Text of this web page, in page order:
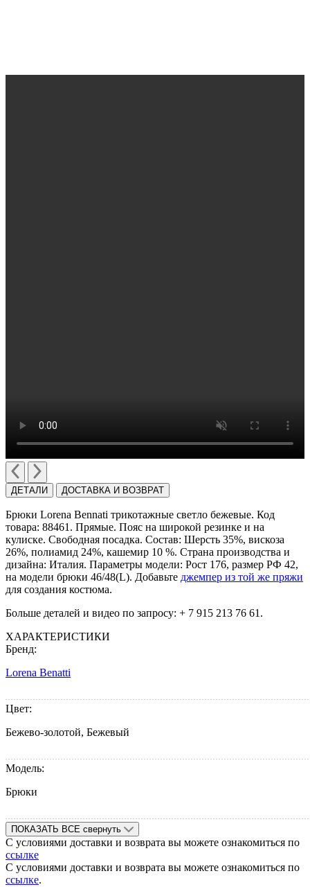
ДЕТАЛИ ДОСТАВКА И ВОЗВРАТ
Брюки Lorena Bennati трикотажные светло бежевые. Код
товара: 88461. Прямые. Пояс на широкой резинке и на
кулиске. Cвободная посадка. Cостав: Шерсть 35%, вискоза
26%, полиамид 24%, кашемир 10 %. Cтрана производства и
дизайна: Италия. Параметры модели: Рост 176, размер РФ 42,
на модели брюки 46/48(L). Добавьте джемпер из той же пряжи
для создания костюма.
Больше деталей и видео по запросу: + 7 915 213 76 61.
ХАРАКТЕРИСТИКИ
Бренд:
Lorena Benatti
Цвет:
Бежево-золотой, Бежевый
Модель:
Брюки
ПОКАЗАТЬ ВСЕ свернуть
С условиями доставки и возврата вы можете ознакомиться по
ссылке
С условиями доставки и возврата вы можете ознакомиться по
ссылке.